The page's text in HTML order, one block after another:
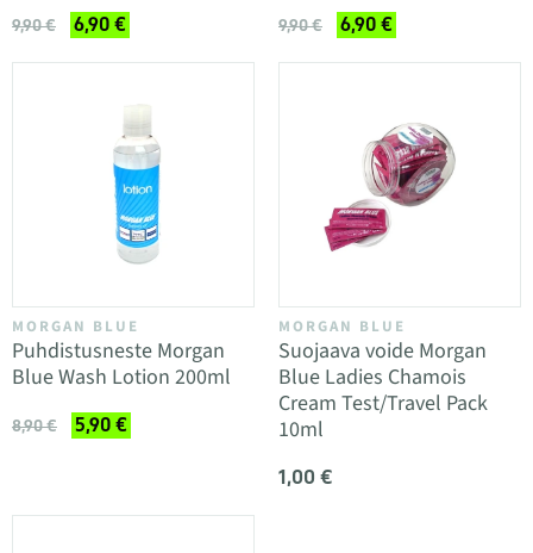
9,90 € 6,90 € 9,90 € 6,90 €
MORGAN BLUE
Puhdistusneste Morgan
Blue Wash Lotion 200ml
8,90 € 5,90 €
MORGAN BLUE
Suojaava voide Morgan
Blue Ladies Chamois
Cream Test/Travel Pack
10ml
1,00 €